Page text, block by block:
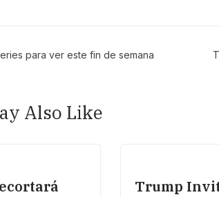
s
p
y
k
e
para ver este fin de semana
Also Like
Trump